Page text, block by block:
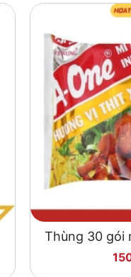
Thùng 30 gói